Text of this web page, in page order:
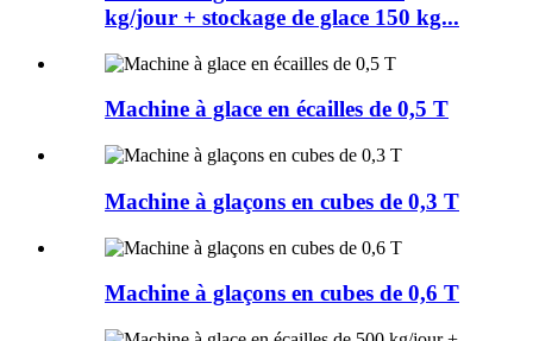
kg/jour + stockage de glace 150 kg...
Machine à glace en écailles de 0,5 T
Machine à glaçons en cubes de 0,3 T
Machine à glaçons en cubes de 0,6 T